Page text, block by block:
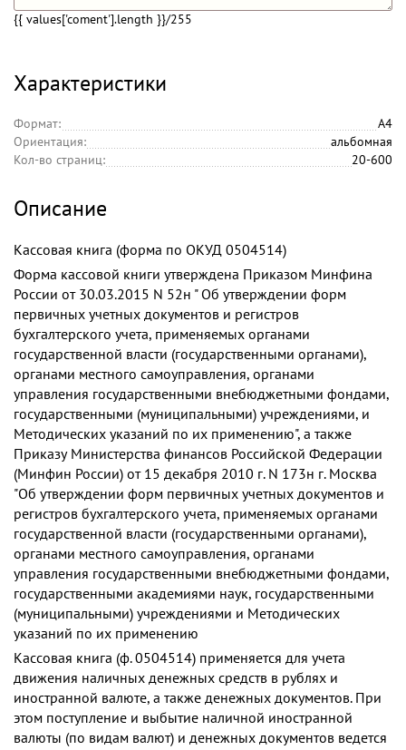
{{ values['coment'].length }}/255
Характеристики
Формат:
А4
Ориентация:
альбомная
Кол-во страниц:
20-600
Описание
Кассовая книга (форма по ОКУД 0504514)
Форма кассовой книги утверждена Приказом Минфина
России от 30.03.2015 N 52н " Об утверждении форм
первичных учетных документов и регистров
бухгалтерского учета, применяемых органами
государственной власти (государственными органами),
органами местного самоуправления, органами
управления государственными внебюджетными фондами,
государственными (муниципальными) учреждениями, и
Методических указаний по их применению", а также
Приказу Министерства финансов Российской Федерации
(Минфин России) от 15 декабря 2010 г. N 173н г. Москва
"Об утверждении форм первичных учетных документов и
регистров бухгалтерского учета, применяемых органами
государственной власти (государственными органами),
органами местного самоуправления, органами
управления государственными внебюджетными фондами,
государственными академиями наук, государственными
(муниципальными) учреждениями и Методических
указаний по их применению
Кассовая книга (ф. 0504514) применяется для учета
движения наличных денежных средств в рублях и
иностранной валюте, а также денежных документов. При
этом поступление и выбытие наличной иностранной
валюты (по видам валют) и денежных документов ведется